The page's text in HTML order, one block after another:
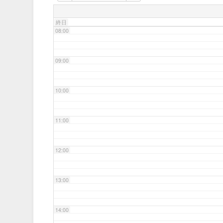
終日
08:00
09:00
10:00
11:00
12:00
13:00
14:00